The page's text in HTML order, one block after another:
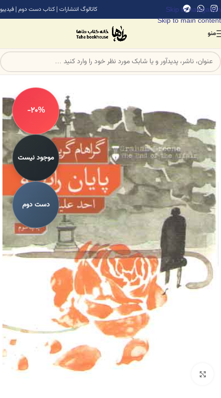
Skip to navigation
Skip to main content
کاتالوگ انتشارات | کتاب دست دوم | فیدیبو
منو
-20%
موجود نیست
دست دوم